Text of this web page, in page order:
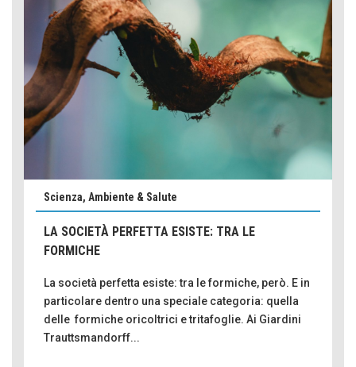
Scienza, Ambiente & Salute
LA SOCIETÀ PERFETTA ESISTE: TRA LE
FORMICHE
La società perfetta esiste: tra le formiche, però. E in
particolare dentro una speciale categoria: quella
delle formiche oricoltrici e tritafoglie. Ai Giardini
Trauttsmandorff...